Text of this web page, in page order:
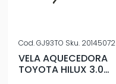
Cod.GJ93TO Sku. 20145072
VELA AQUECEDORA
TOYOTA HILUX 3.0